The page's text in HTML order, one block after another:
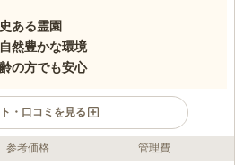
ある霊園
然豊かな環境
の方でも安心
・口コミを見る
参考価格 管理費